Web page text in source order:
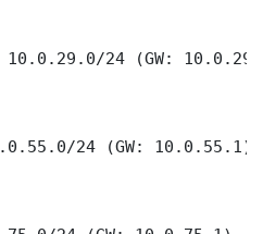
10.0.29.0/24 (GW:
24 (GW: 10.0.55.1)